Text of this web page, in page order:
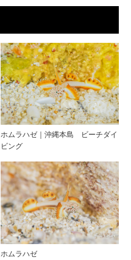
ホムラハゼ｜沖縄本島 ビーチダイ
ビング
ホムラハゼ